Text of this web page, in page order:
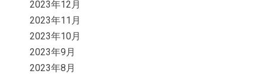
2023年12月
2023年11月
2023年10月
2023年9月
2023年8月